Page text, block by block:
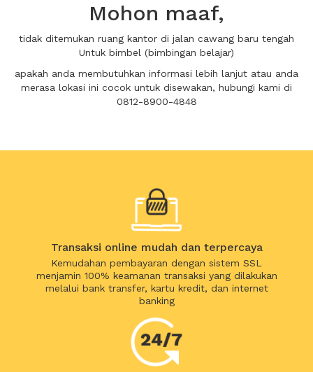
Mohon maaf,
tidak ditemukan ruang kantor di jalan cawang baru tengah
Untuk bimbel (bimbingan belajar)
apakah anda membutuhkan informasi lebih lanjut atau anda
merasa lokasi ini cocok untuk disewakan, hubungi kami di
0812-8900-4848
Transaksi online mudah dan terpercaya
Kemudahan pembayaran dengan sistem SSL
menjamin 100% keamanan transaksi yang dilakukan
melalui bank transfer, kartu kredit, dan internet
banking